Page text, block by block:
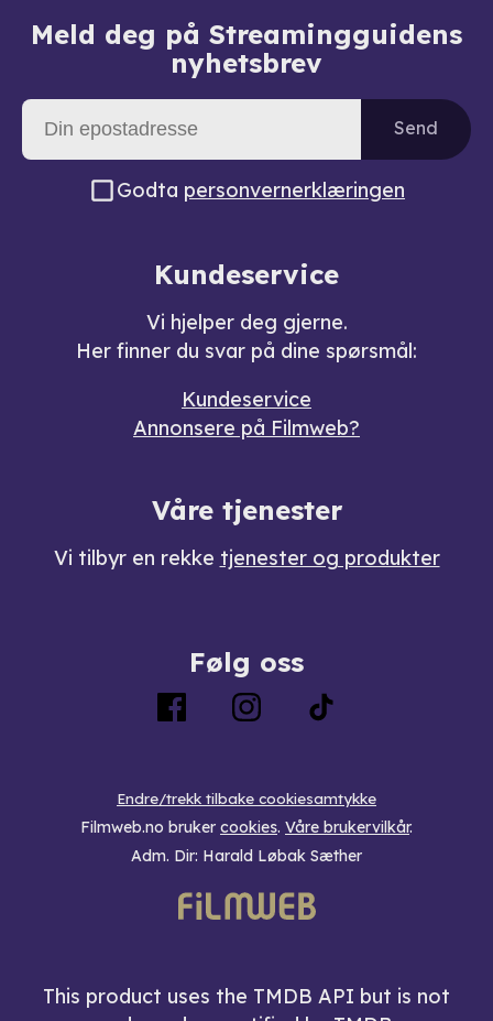
Meld deg på Streamingguidens
nyhetsbrev
Send
Godta personvernerklæringen
Kundeservice
Vi hjelper deg gjerne.
Her finner du svar på dine spørsmål:
Kundeservice
Annonsere på Filmweb?
Våre tjenester
Vi tilbyr en rekke tjenester og produkter
Følg oss
Endre/trekk tilbake cookiesamtykke
Filmweb.no bruker cookies. Våre brukervilkår.
Adm. Dir: Harald Løbak Sæther
This product uses the TMDB API but is not